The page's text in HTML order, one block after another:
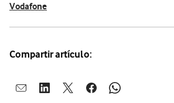
Vodafone
Compartir artículo:
Abrir ventana para compartir en mail
Abrir ventana para compartir en
Abrir ventana para compartir
Abrir ventana para
Abrir ventana